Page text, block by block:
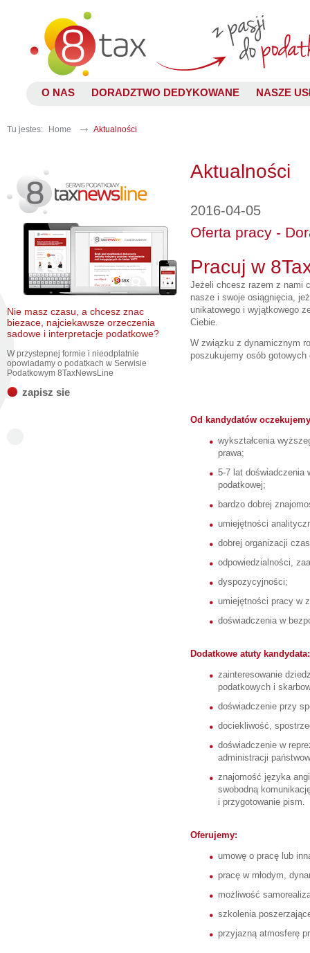
O NAS DORADZTWO DEDYKOWANE NASZE
Tu jestes: Home Aktualności
Nie masz czasu, a chcesz znac
biezace, najciekawsze orzeczenia
sadowe i interpretacje podatkowe?
W przystepnej formie i nieodplatnie
opowiadamy o podatkach w Serwisie
Podatkowym 8TaxNewsLine
zapisz sie
Aktualności
2016-04-05
Oferta pracy -
Pracuj w
Jeżeli chcesz razem z nami
nasze i swoje osiągnięcia,
unikatowego i wyjątkowego
Ciebie.
W związku z dynamicznym
poszukujemy osób gotowych
Od kandydatów
wykształcenia
prawa;
5-7 lat doświadczenia
podatkowej;
bardzo dobrej
umiejętności
dobrej organizacji
odpowiedzialności,
dyspozycyjności;
umiejętności pracy w
doświadczenia w
Dodatkowe atuty kandydata:
zainteresowanie
podatkowych i
doświadczenie przy
dociekliwość,
doświadczenie w
administracji
znajomość języka
swobodną
i przygotowanie pism.
Oferujemy:
umowę o pracę lub
pracę w młodym,
możliwość
szkolenia
przyjazną atmosferę